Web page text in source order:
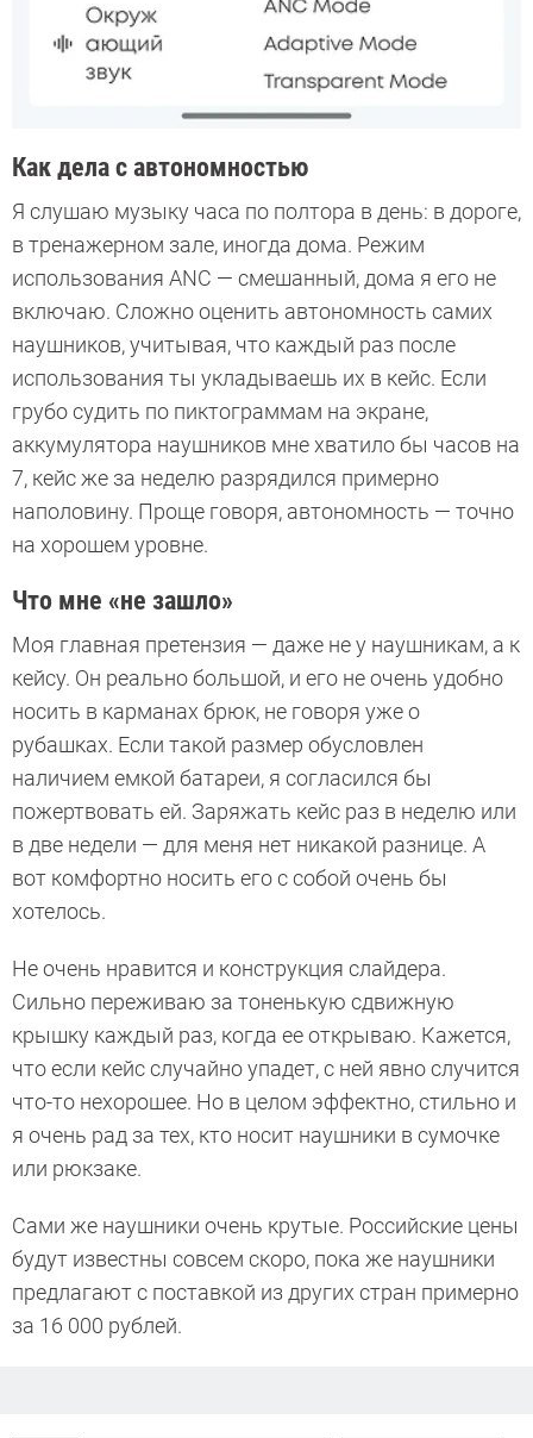
Как дела с автономностью
Я слушаю музыку часа по полтора в день: в дороге,
в тренажерном зале, иногда дома. Режим
использования ANC — смешанный, дома я его не
включаю. Сложно оценить автономность самих
наушников, учитывая, что каждый раз после
использования ты укладываешь их в кейс. Если
грубо судить по пиктограммам на экране,
аккумулятора наушников мне хватило бы часов на
7, кейс же за неделю разрядился примерно
наполовину. Проще говоря, автономность — точно
на хорошем уровне.
Что мне «не зашло»
Моя главная претензия — даже не у наушникам, а к
кейсу. Он реально большой, и его не очень удобно
носить в карманах брюк, не говоря уже о
рубашках. Если такой размер обусловлен
наличием емкой батареи, я согласился бы
пожертвовать ей. Заряжать кейс раз в неделю или
в две недели — для меня нет никакой разнице. А
вот комфортно носить его с собой очень бы
хотелось.
Не очень нравится и конструкция слайдера.
Сильно переживаю за тоненькую сдвижную
крышку каждый раз, когда ее открываю. Кажется,
что если кейс случайно упадет, с ней явно случится
что-то нехорошее. Но в целом эффектно, стильно и
я очень рад за тех, кто носит наушники в сумочке
или рюкзаке.
Сами же наушники очень крутые. Российские цены
будут известны совсем скоро, пока же наушники
предлагают с поставкой из других стран примерно
за 16 000 рублей.